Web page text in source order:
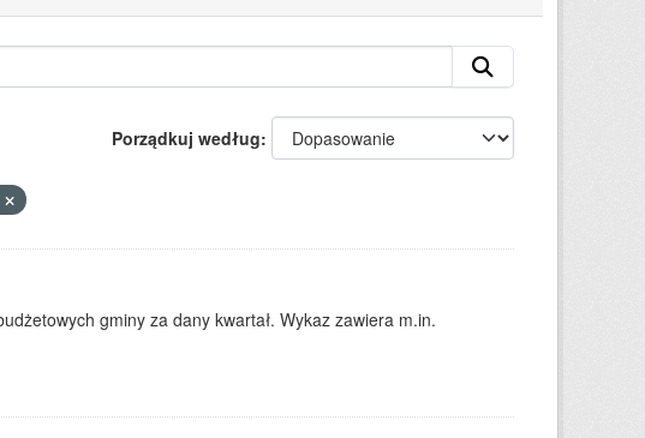
Porządkuj według
gminy za dany kwartał. Wykaz zawiera m.in.